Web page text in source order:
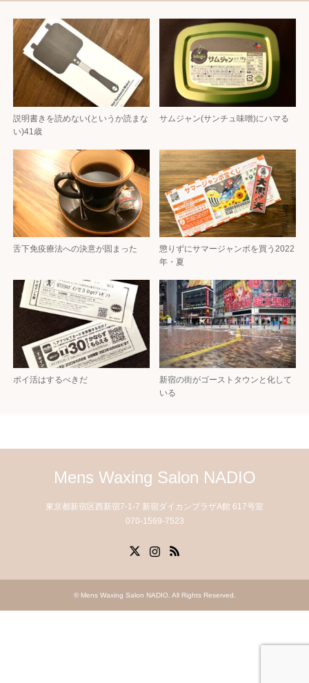
説明書きを読めない(というか読まな
い)41歳
サムジャン(サンチュ味噌)にハマる
舌下免疫療法への決意が固まった
懲りずにサマージャンボを買う2022
年・夏
ポイ活はするべきだ
新宿の街がゴーストタウンと化して
いる
Mens Waxing Salon NADIO
東京都新宿区西新宿7-1-7 新宿ダイカンプラザA館 617号室
070-1569-7523
© Mens Waxing Salon NADIO. All Rights Reserved.